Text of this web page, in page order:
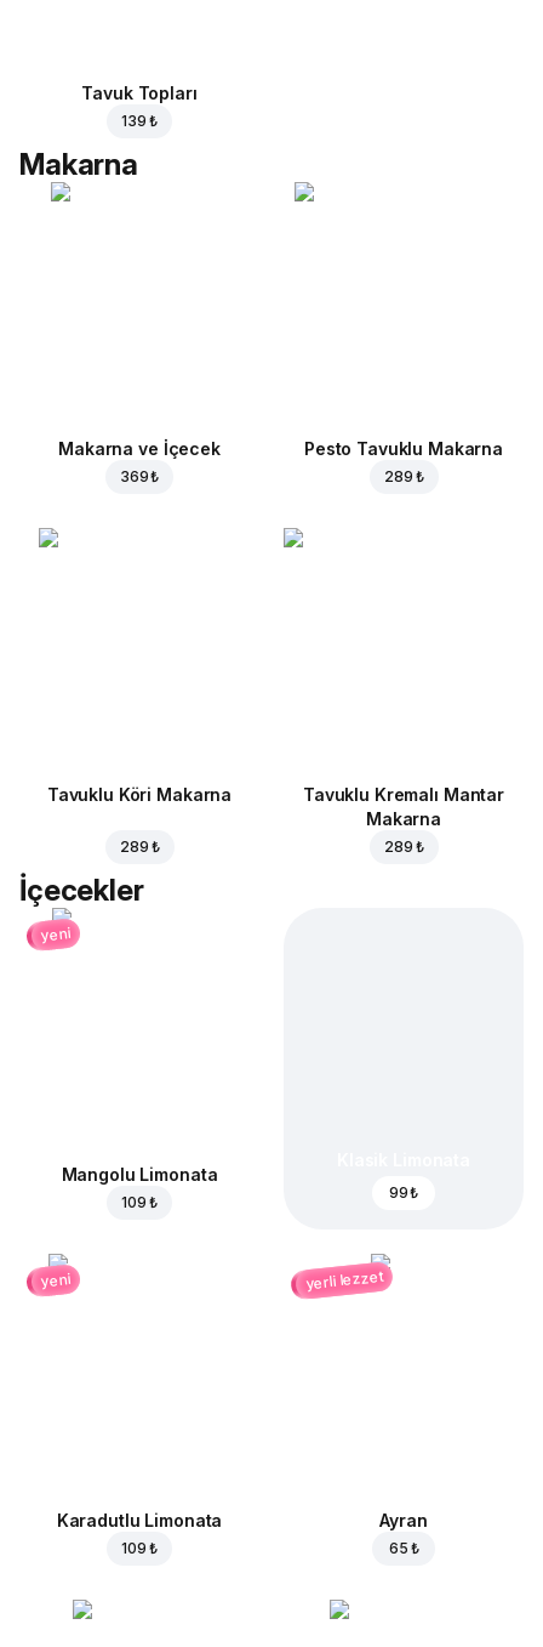
Tavuk Topları
139 ₺
Makarna
Makarna ve İçecek
369 ₺
Pesto Tavuklu Makarna
289 ₺
Tavuklu Köri Makarna
289 ₺
Tavuklu Kremalı Mantar
Makarna
289 ₺
İçecekler
yeni
Mangolu Limonata
109 ₺
99 ₺
yeni
Karadutlu Limonata
109 ₺
yerli lezzet
Ayran
65 ₺